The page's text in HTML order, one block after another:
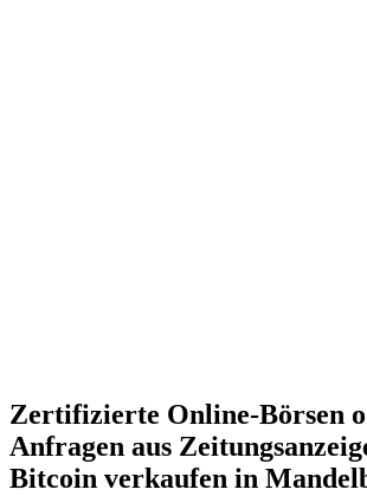
Zertifizierte Online-Börsen
Anfragen aus
Bitcoin verkaufen in